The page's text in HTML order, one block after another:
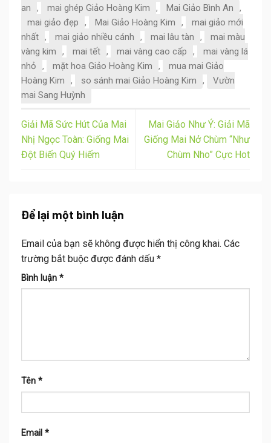
an
, mai ghép Giảo Hoàng Kim , Mai Giảo Bình An
,
mai giảo đẹp
, Mai Giảo Hoàng Kim ,
mai giảo mới
nhất , mai giảo nhiều cánh , mai lâu tàn ,
mai màu
vàng kim
, mai tết , mai vàng cao cấp ,
mai vàng lá
nhỏ
, mặt hoa Giảo Hoàng Kim ,
mua mai Giảo
Hoàng Kim
, so sánh mai Giảo Hoàng Kim ,
Vườn
mai Sang Huỳnh
Giải Mã Sức Hút Của Mai
Nhị Ngọc Toàn: Giống Mai
Đột Biến Quý Hiếm
Mai Giảo Như Ý: Giải Mã
Giống Mai Nở Chùm “Như
Chùm Nho” Cực Hot
Để lại một bình luận
Email của bạn sẽ không được hiển thị công khai. Các
trường bắt buộc được đánh dấu *
Bình luận *
Tên *
Email *